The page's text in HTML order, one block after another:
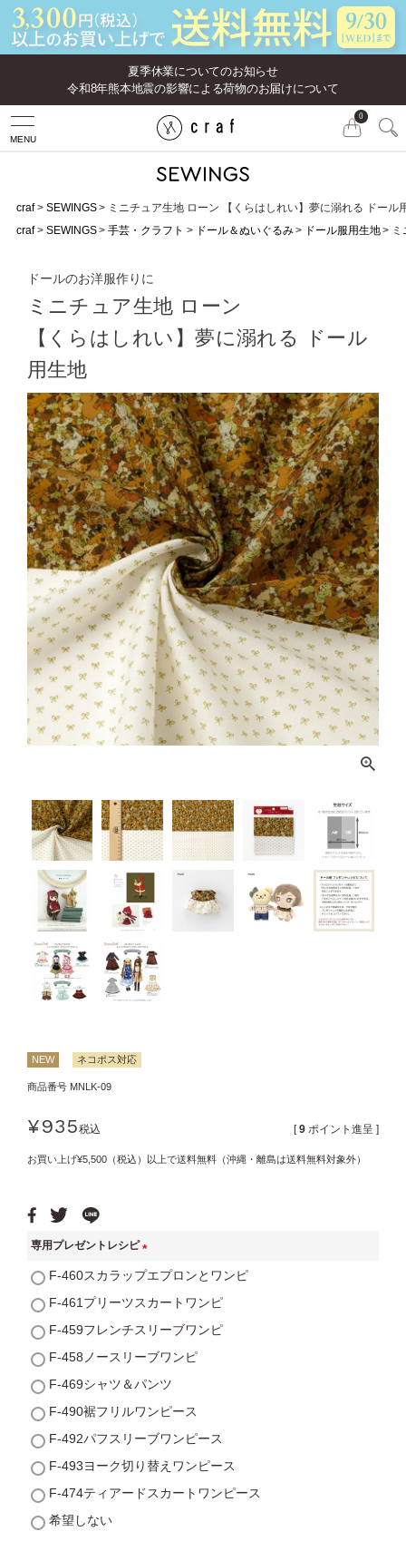
夏季休業についてのお知らせ
令和8年熊本地震の影響による荷物のお届けについて
MENU
0
craf SEWINGS
ミニチュア生地 ローン 【くらはしれい】夢に溺れる ドール
craf
SEWINGS 手芸・クラフト ドール＆ぬいぐるみ ドール服用生地
ドールのお洋服作りに
ミニチュア生地 ローン
【くらはしれい】夢に溺れる ドール
用生地
NEW ネコポス対応
商品番号 MNLK-09
¥935税込 [ 9 ポイント進呈 ]
お買い上げ¥5,500（税込）以上で送料無料（沖縄・離島は送料無料対象外）
専用プレゼントレシピ
(
)
F-460スカラップエプロンとワンピ
F-461プリーツスカートワンピ
F-459フレンチスリーブワンピ
F-458ノースリーブワンピ
F-469シャツ＆パンツ
F-490裾フリルワンピース
F-492パフスリーブワンピース
F-493ヨーク切り替えワンピース
F-474ティアードスカートワンピース
希望しない